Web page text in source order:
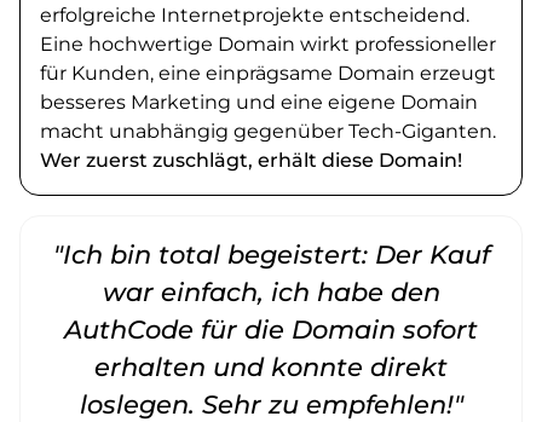
erfolgreiche Internetprojekte entscheidend.
Eine hochwertige Domain wirkt professioneller
für Kunden, eine einprägsame Domain erzeugt
besseres Marketing und eine eigene Domain
macht unabhängig gegenüber Tech-Giganten.
Wer zuerst zuschlägt, erhält diese Domain!
"Ich bin total begeistert: Der Kauf
war einfach, ich habe den
AuthCode für die Domain sofort
erhalten und konnte direkt
loslegen. Sehr zu empfehlen!"